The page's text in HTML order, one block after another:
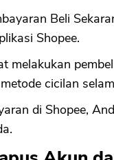
Beli
Shopee.
melakukan
cicilan
di Shopee,